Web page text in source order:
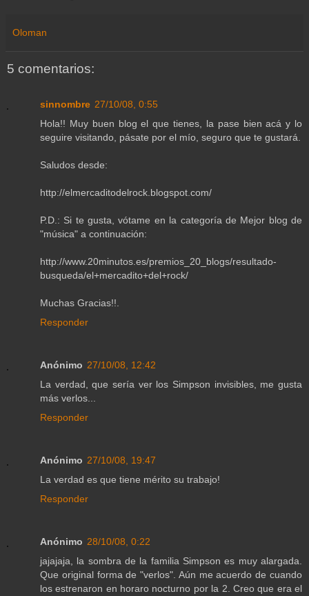
Oloman
5 comentarios:
sinnombre 27/10/08, 0:55
Hola!! Muy buen blog el que tienes, la pase bien acá y lo
seguire visitando, pásate por el mío, seguro que te gustará.
Saludos desde:
http://elmercaditodelrock.blogspot.com/
P.D.: Si te gusta, vótame en la categoría de Mejor blog de
"música" a continuación:
http://www.20minutos.es/premios_20_blogs/resultado-
busqueda/el+mercadito+del+rock/
Muchas Gracias!!.
Responder
Anónimo 27/10/08, 12:42
La verdad, que sería ver los Simpson invisibles, me gusta
más verlos...
Responder
Anónimo 27/10/08, 19:47
La verdad es que tiene mérito su trabajo!
Responder
Anónimo 28/10/08, 0:22
jajajaja, la sombra de la familia Simpson es muy alargada.
Que original forma de "verlos". Aún me acuerdo de cuando
los estrenaron en horaro nocturno por la 2. Creo que era el